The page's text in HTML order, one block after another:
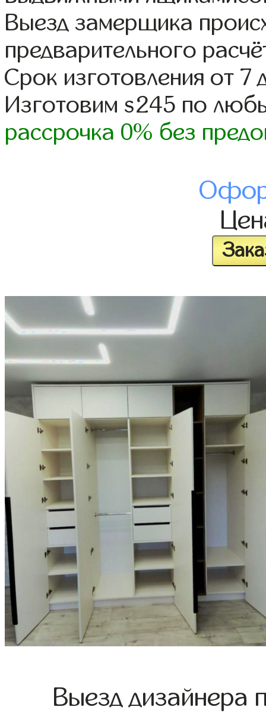
Выезд замерщика
предварительного
Срок изготовления от 7
Изготовим s245 по
рассрочка 0% без
Выезд дизайнера